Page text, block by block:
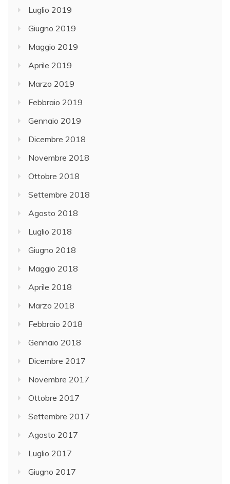
Luglio 2019
Giugno 2019
Maggio 2019
Aprile 2019
Marzo 2019
Febbraio 2019
Gennaio 2019
Dicembre 2018
Novembre 2018
Ottobre 2018
Settembre 2018
Agosto 2018
Luglio 2018
Giugno 2018
Maggio 2018
Aprile 2018
Marzo 2018
Febbraio 2018
Gennaio 2018
Dicembre 2017
Novembre 2017
Ottobre 2017
Settembre 2017
Agosto 2017
Luglio 2017
Giugno 2017